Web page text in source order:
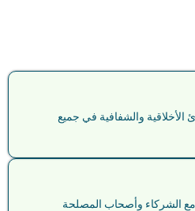
الأخلاقية والشفافية في جميع
مع الشركاء وأصحاب المصلحة